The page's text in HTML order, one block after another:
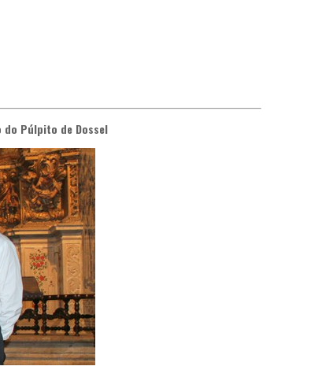
do Púlpito de Dossel